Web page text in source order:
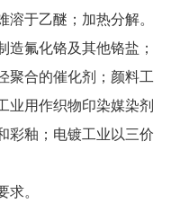
溶于乙醚；加热分解。
造氟化铬及其他铬盐；
聚合的催化剂；颜料工
业用作织物印染媒染剂
彩釉；电镀工业以三价
求。